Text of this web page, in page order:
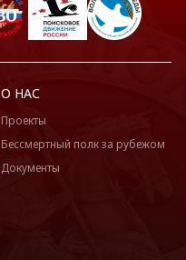
О НАС
Проекты
Бессмертный полк за рубежом
Документы